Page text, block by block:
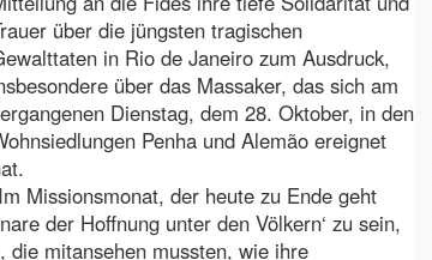
über die jüngsten tragischen
in Rio de Janeiro zum Ausdruck,
über das Massaker, das sich am
Dienstag, dem 28. Oktober, in den
Penha und Alemão ereignet
Missionsmonat, der heute zu Ende geht
der Hoffnung unter den Völkern‘ zu sein,
mitansehen mussten, wie ihre